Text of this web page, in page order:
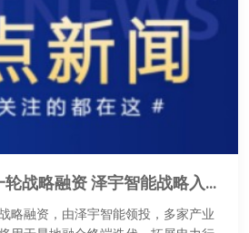
凌鹊卫星 完成新一轮战略融资 泽宇智能战略入股助力星地融合通信
略融资，由泽宇智能领投，多家产业